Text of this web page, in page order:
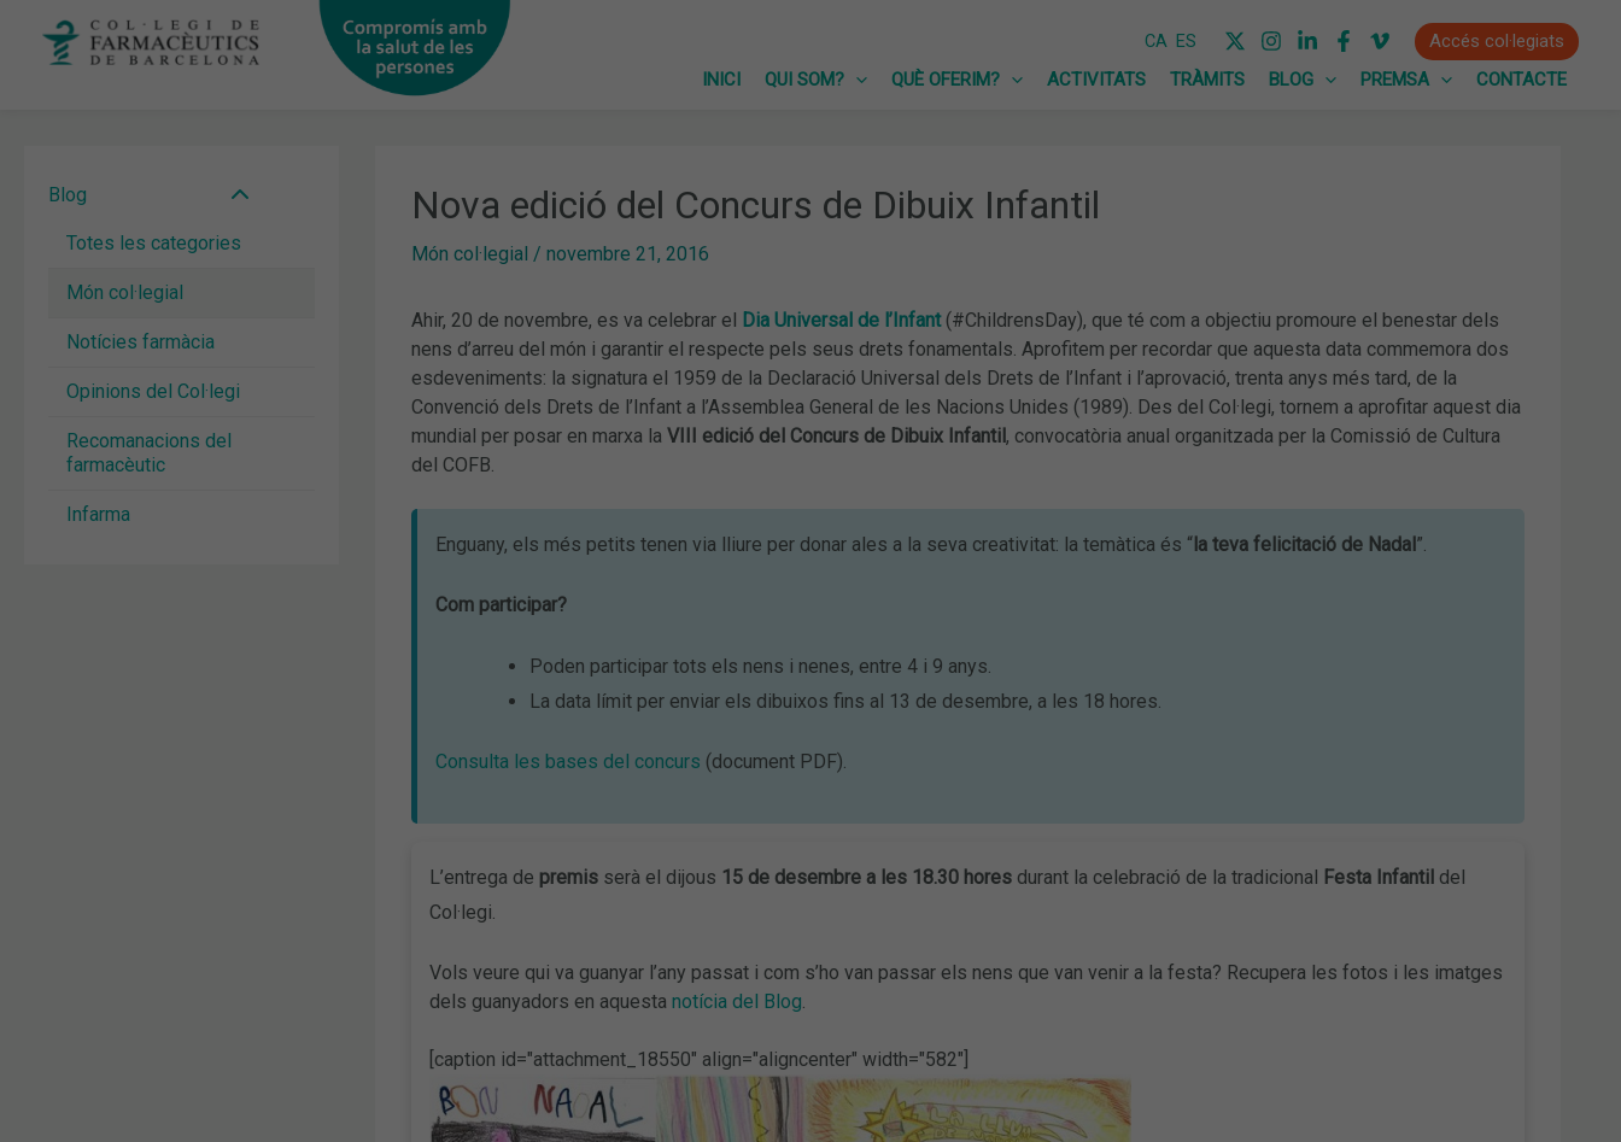
CA ES
Accés col·legiats
INICI
QUI SOM? QUÈ OFERIM? ACTIVITATS TRÀMITS BLOG PREMSA CONTACTE
Blog
Totes les categories
Món col·legial
Notícies farmàcia
Opinions del Col·legi
Recomanacions del
farmacèutic
Infarma
Nova edició del Concurs de Dibuix Infantil
Món col·legial / novembre 21, 2016
Ahir, 20 de novembre, es va celebrar el Dia Universal de l’Infant(#ChildrensDay), que té com a objectiu promoure el benestar dels
nens d’arreu del món i garantir el respecte pels seus drets fonamentals. Aprofitem per recordar que aquesta data commemora dos
esdeveniments: la signatura el 1959 de la Declaració Universal dels Drets de l’Infant i l’aprovació, trenta anys més tard, de la
Convenció dels Drets de l’Infant a l’Assemblea General de les Nacions Unides (1989). Des del Col·legi, tornem a aprofitar aquest dia
mundial per posar en marxa la VIII edició del Concurs de Dibuix Infantil, convocatòria anual organitzada per la Comissió de Cultura
del COFB.
Enguany, els més petits tenen via lliure per donar ales a la seva creativitat: la temàtica és “la teva felicitació de Nadal ”.
Com participar?
Poden participar tots els nens i nenes, entre 4 i 9 anys.
La data límit per enviar els dibuixos fins al 13 de desembre, a les 18 hores.
Consulta les bases del concurs (document PDF).
L’entrega de premisserà el dijous 15 de desembre a les 18.30 horesdurant la celebració de la tradicional Festa Infantil del
Col·legi.
Vols veure qui va guanyar l’any passat i com s’ho van passar els nens que van venir a la festa? Recupera les fotos i les imatges
dels guanyadors en aquesta notícia del Blog.
[caption id="attachment_18550" align="aligncenter" width="582"]